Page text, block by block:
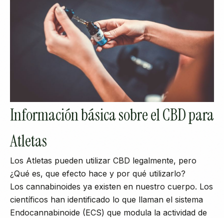
Información básica sobre el CBD para
Atletas
Los Atletas pueden utilizar CBD legalmente, pero
¿Qué es, que efecto hace y por qué utilizarlo?
Los cannabinoides ya existen en nuestro cuerpo. Los
científicos han identificado lo que llaman el sistema
Endocannabinoide (ECS) que modula la actividad de